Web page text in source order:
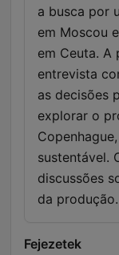
a busca por
em Moscou
em Ceuta. A
entrevista
as decisões
explorar o
sustentável.
discussões
da produção.
Fejezetek